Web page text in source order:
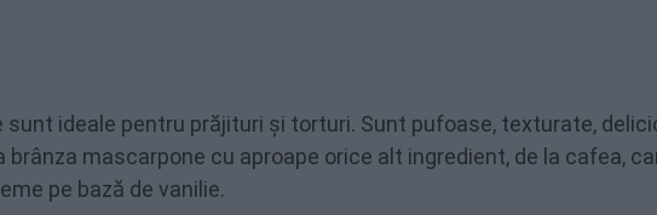
sunt ideale pentru prăjituri și torturi. Sunt pufoase, texturate,
mascarpone cu aproape orice alt ingredient, de la cafea,
pe bază de vanilie.